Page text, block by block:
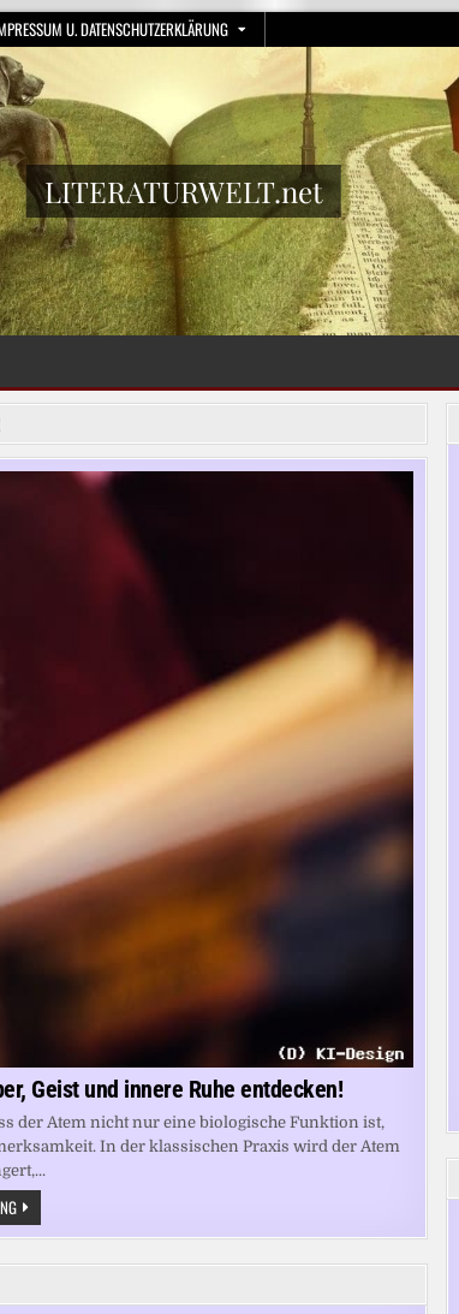
U. DATENSCHUTZERKLÄRUNG
LITERATURWELT.net
Geist und innere Ruhe entdecken!
der Atem nicht nur eine biologische Funktion ist,
In der klassischen Praxis wird der Atem
ATEM
ALS
SCHLÜSSEL:
TECHNIKEN
KÖRPER,